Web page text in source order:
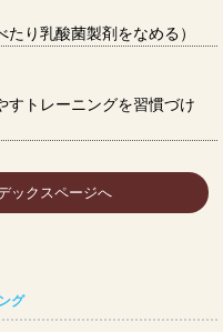
り乳酸菌製剤をなめる）
すトレーニングを習慣づけ
ックスページへ
グ